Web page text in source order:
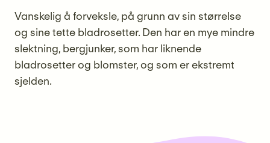
Vanskelig å forveksle, på grunn av sin størrelse
og sine tette bladrosetter. Den har en mye mindre
slektning, bergjunker, som har liknende
bladrosetter og blomster, og som er ekstremt
sjelden.